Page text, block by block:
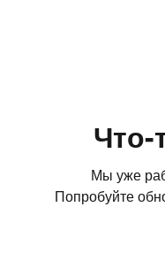
Что-
Мы уже
Попробуйте